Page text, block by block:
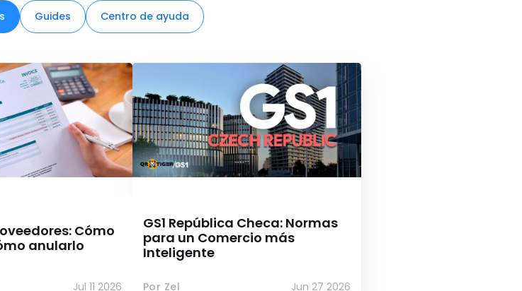
Guides Centro de ayuda
Cómo
anularlo
Jul 11 2026
GS1 República Checa: Normas
para un Comercio más
Inteligente
Por Zel Jun 27 2026